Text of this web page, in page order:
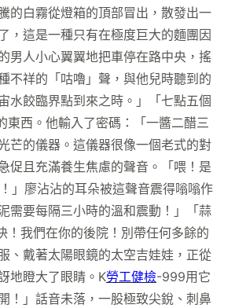
的白霧從燈箱的頂部冒出，散發出一
這是一種只有在極度巨大的麵團因
男人小心翼翼地把車停在路中央，搖
不祥的「咕嚕」聲，與他兒時聽到的
水餃臨界點到來之時。」「七點五個
西。他輸入了密碼：「一醬二醋三
芒的儀器。這儀器很像一個老式的對
且充滿養生焦慮的聲音。「喂！是
」廖沾沾的耳朵被這聲音震得嗡嗡作
需要每隔三小時的溫和震動！」「蒜
我們在你的後院！別帶任何多餘的
、戴著太陽眼鏡的太空吉娃娃，正從
地瞪大了眼睛。K勞工健檢-999用它
！」話音未落，一股極致尖銳、刺鼻